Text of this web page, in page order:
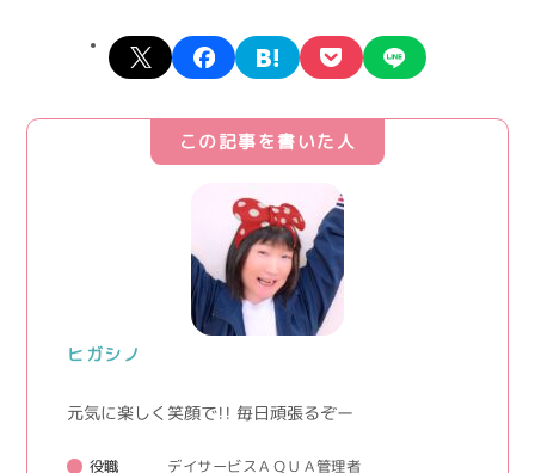
X facebookhatena pocket
この記事を書いた人
ヒガシノ
元気に楽しく笑顔で！！ 毎日頑張るぞー
役職 デイサービスＡＱＵＡ管理者